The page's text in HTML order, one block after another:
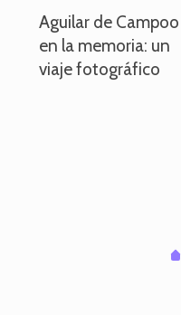
Aguilar de Campoo
en la memoria: un
viaje fotográfico
0